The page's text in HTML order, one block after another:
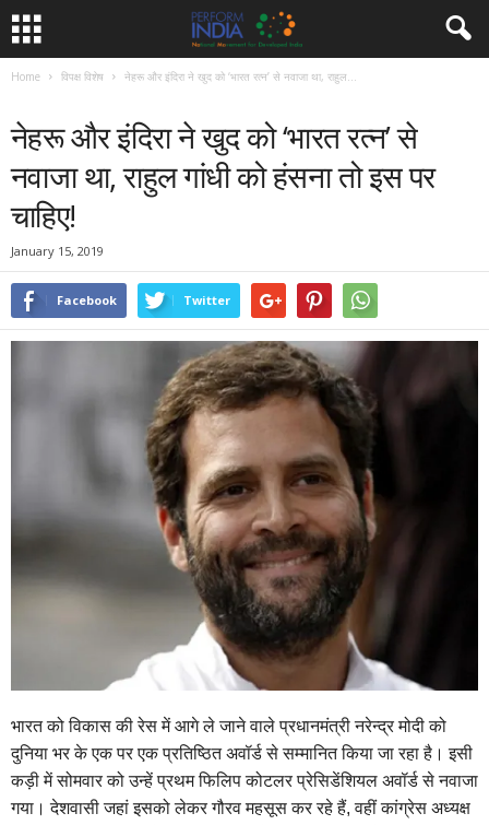
Home विपक्ष विशेष नेहरू और इंदिरा ने खुद को ‘भारत रत्न’ से नवाजा था, राहुल...
नेहरू और इंदिरा ने खुद को ‘भारत रत्न’ से
नवाजा था, राहुल गांधी को हंसना तो इस पर
चाहिए!
January 15, 2019
Facebook Twitter
भारत को विकास की रेस में आगे ले जाने वाले प्रधानमंत्री नरेन्द्र मोदी को
दुनिया भर के एक पर एक प्रतिष्ठित अवॉर्ड से सम्मानित किया जा रहा है। इसी
कड़ी में सोमवार को उन्हें प्रथम फिलिप कोटलर प्रेसिडेंशियल अवॉर्ड से नवाजा
गया। देशवासी जहां इसको लेकर गौरव महसूस कर रहे हैं, वहीं कांग्रेस अध्यक्ष